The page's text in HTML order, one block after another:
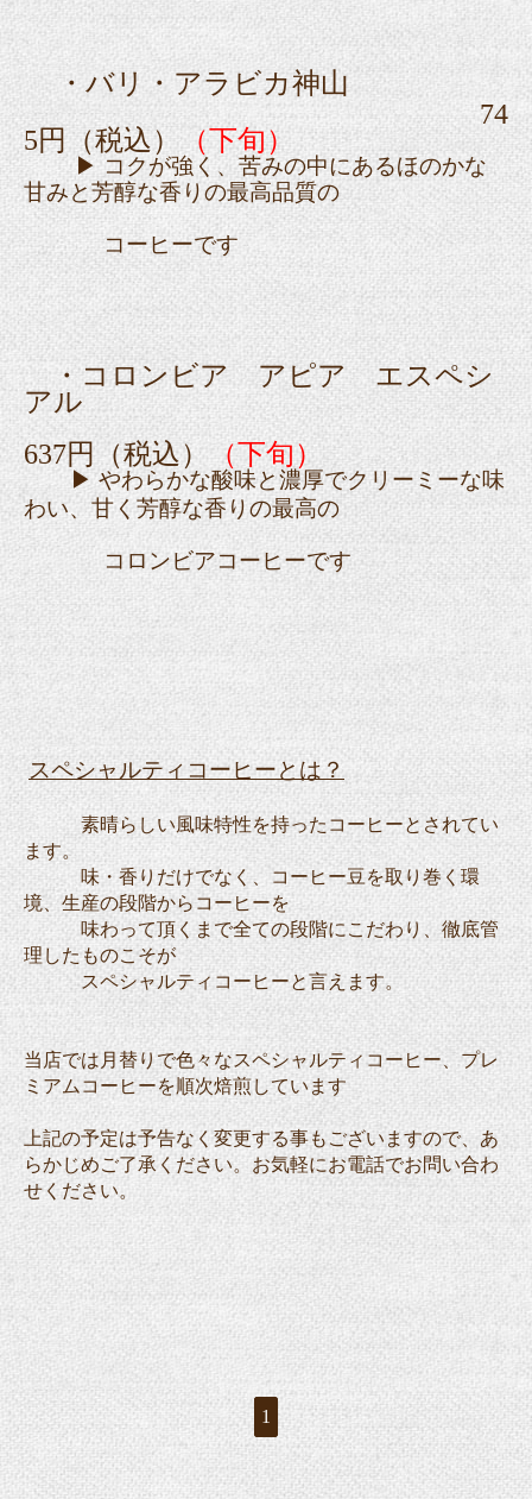
・ バリ・アラビカ神山
74
5円（税込）（下旬）
▶ コクが強く、苦みの中にあるほのかな
甘みと芳醇な香りの最高品質の
コーヒーです
・コロンビア アピア エスペシ
アル
637円（税込） （下旬）
▶ やわらかな酸味と濃厚でクリーミーな味
わい、甘く芳醇な香りの最高の
コロンビアコーヒーです
スペシャルティコーヒーとは？
素晴らしい風味特性を持ったコーヒーとされてい
ます。
味・香りだけでなく、コーヒー豆を取り巻く環
境、生産の段階からコーヒーを
味わって頂くまで全ての段階にこだわり、徹底管
理したものこそが
スペシャルティコーヒーと言えます。
当店では月替りで色々なスペシャルティコーヒー、プレ
ミアムコーヒーを順次焙煎しています
上記の予定は予告なく変更する事もございますので、あ
らかじめご了承ください。お気軽にお電話でお問い合わ
せください。
1